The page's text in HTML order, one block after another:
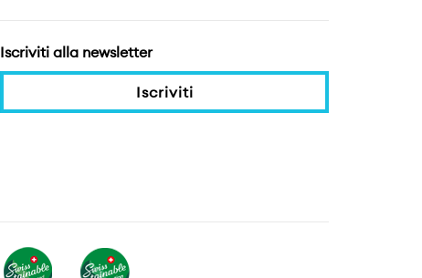
Iscriviti alla newsletter
Iscriviti